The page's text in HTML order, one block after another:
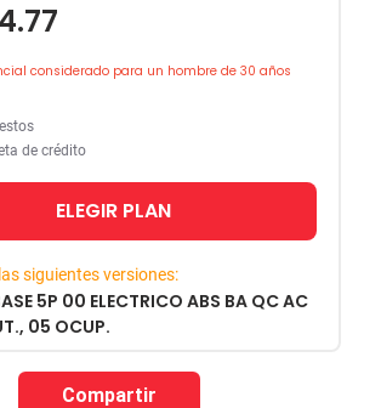
considerado para un hombre de 30 años
de crédito
ELEGIR PLAN
siguientes versiones:
5P 00 ELECTRICO ABS BA QC AC
05 OCUP.
Compartir